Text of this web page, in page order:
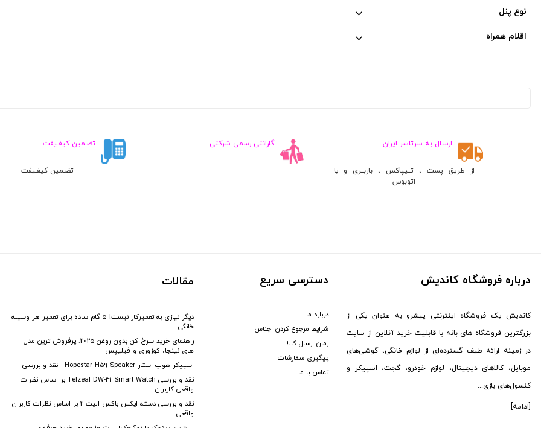
تفال (
نسپرسو (
)
1
)
GTMedia ( 6)
کاتلر (1
سونی (176
)
هکتور (
)
ال جی (13
MDHL (12)
پکینیو (
نوع پنل
اقلام همراه
ارسـال به سرتاسر ایران
از طریق پست ، تــیپاکس ، باربــری و یا
اتوبوس
گارانتی رسمی شرکتی تضـمین کیفـیفت
تضـمین کیفـیفت
درباره فروشگاه کاندیش
کاندیش یک فروشگاه اینترنتی پیشرو به عنوان یکی از
بزرگترین فروشگاه های بانه با قابلیت خرید آنلاین از سایت
در زمینه ارائه طیف گسترده‌ای از لوازم خانگی، گوشی‌های
موبایل، کالاهای دیجیتال، لوازم خودرو، گجت، اسپیکر و
کنسول‌های بازی...
[ادامه]
دسترسی سریع
درباره ما
شرایط مرجوع کردن اجناس
زمان ارسال کالا
پیگیری سفارشات
تماس با ما
مقالات
دیگر نیازی به تعمیرکار نیست! ۵ گام ساده برای تعمیر هر وسیله
خانگی
راهنمای خرید سرخ کن بدون روغن 2025: پرفروش ترین مدل
های نینجا، کوزوری و فیلیپس
اسپیکر هوپ استار Hopestar H59 Speaker - نقد و بررسی
نقد و بررسی Telzeal DW-41 Smart Watch بر اساس نظرات
واقعی کاربران
نقد و بررسی دسته ایکس باکس الیت 2 بر اساس نظرات کاربران
واقعی